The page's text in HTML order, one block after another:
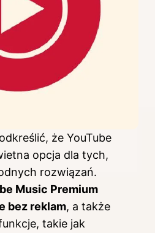
że YouTube
opcja dla tych,
rozwiązań.
Music Premium
bez reklam, a także
takie jak